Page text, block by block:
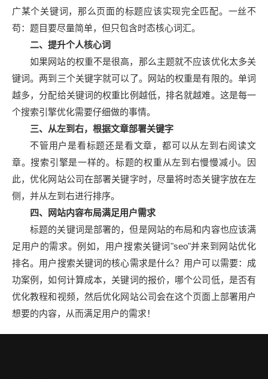
广某个关键词，那么页面的标题应该实现完全匹配。一丝不
苟：题目要尽量简单，但只包含时态核心词汇。
二、提升个人核心词
如果网站的权重不是很高，那么主题就不应该优化太多关
键词。两到三个关键字就可以了。网站的权重是有限的。单词
越多，分配给关键词的权重比例越低，排名就越难。这是每一
个搜索引擎优化需要仔细做的事情。
三、从左到右，根据文章部署关键字
不管用户是看标题还是看文章，都可以从左到右阅读文
章。搜索引擎是一样的。标题的权重从左到右慢慢减小。因
此，优化网站公司在部署关键字时，尽量将时态关键字放在左
侧，并从左到右进行排序。
四、网站内容布局满足用户需求
标题的关键词是部署的，但是网站的布局和内容也应该满
足用户的需求。例如，用户搜索关键词"seo"并来到网站优化
排名。用户搜索关键词的核心需求是什么？用户可以需要：成
功案例，如何计算成本，关键词的报价，哪个公司低，是否有
优化教程和视频，然后优化网站公司会在这个页面上部署用户
想要的内容，从而满足用户的需求！